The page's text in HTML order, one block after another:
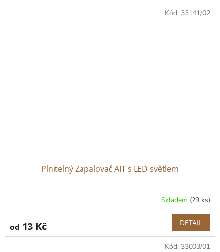
Plnitelný Zapalovač AIT s LED světlem
Skladem (29 ks)
od 13 Kč DETAIL
Kód: 33141/02
Kód: 33003/01